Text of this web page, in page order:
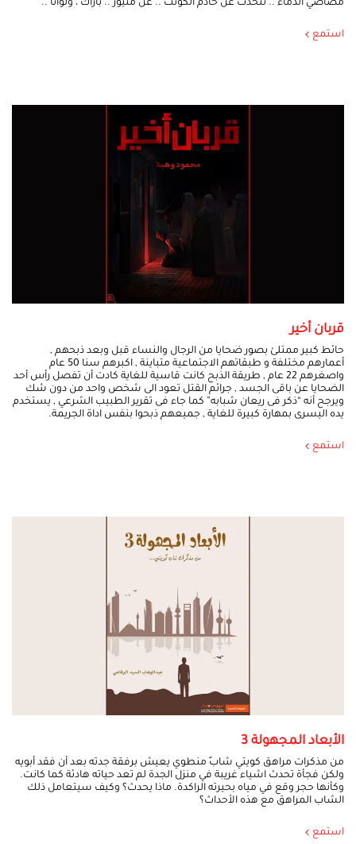
مصاصي الدماء .. تتحدث عن خادم الكونت .. عن منيور .. بازاك ، ولوانا ..
استمع
قربان أخير
حائط كبير ممتلئ بصور ضحايا من الرجال والنساء قبل وبعد ذبحهم ,
أعمارهم مختلفة و طبقاتهم الاجتماعية متباينة , اكبرهم سنا 50 عام
واصغرهم 22 عام , طريقة الذبح كانت قاسية للغاية كادت أن تفصل رأس أحد
الضحايا عن باقى الجسد , جرائم القتل تعود الى شخص واحد من دون شك
ويرجح أنه “ذكر فى ريعان شبابه” كما جاء فى تقرير الطبيب الشرعي , يستخدم
يده اليسرى بمهارة كبيرة للغاية , جميعهم ذبحوا بنفس اداة الجريمة.
استمع
الأبعاد المجهولة 3
من مذكرات مراهق كويتي شابٌ منطوي يعيش برفقة جدته بعد أن فقد أبويه
ولكن فجأة تحدث اشياء غريبة في منزل الجدة لم تعد حياته هادئة كما كانت.
وكأنها حجر وقع في مياه بحيرته الراكدة. ماذا يحدث؟ وكيف سيتعامل ذلك
الشاب المراهق مع هذه الأحداث؟
استمع